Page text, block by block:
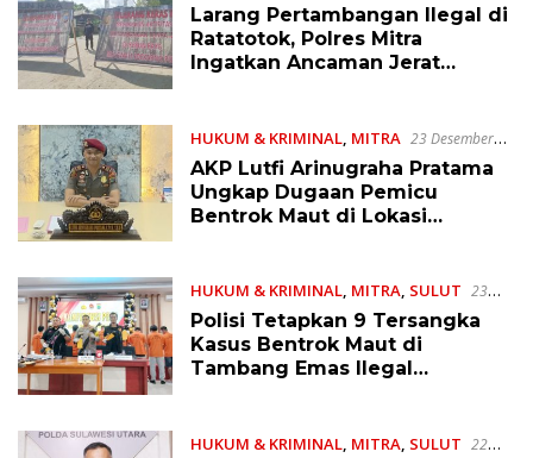
2025
Larang Pertambangan Ilegal di
Ratatotok, Polres Mitra
Ingatkan Ancaman Jerat
HUKUM & KRIMINAL, MITRA 23 Desember
2025
AKP Lutfi Arinugraha Pratama
Ungkap Dugaan Pemicu
Bentrok Maut di Lokasi
HUKUM & KRIMINAL, MITRA, SULUT 23
Desember 2025
Polisi Tetapkan 9 Tersangka
Kasus Bentrok Maut di
Tambang Emas Ilegal
HUKUM & KRIMINAL, MITRA, SULUT 22